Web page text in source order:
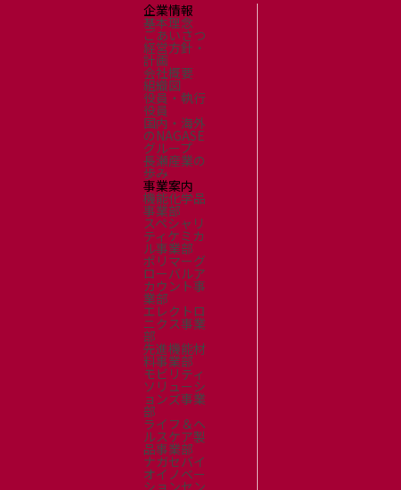
企業情報
基本理念
ごあいさつ
経営方針・
計画
会社概要
組織図
役員・執行
役員
国内・海外
のNAGASE
グループ
長瀬産業の
歩み
事業案内
機能化学品
事業部
スペシャリ
ティケミカ
ル事業部
ポリマーグ
ローバルア
カウント事
業部
エレクトロ
ニクス事業
部
先進機能材
料事業部
モビリティ
ソリューシ
ョンズ事業
部
ライフ＆ヘ
ルスケア製
品事業部
ナガセバイ
オイノベー